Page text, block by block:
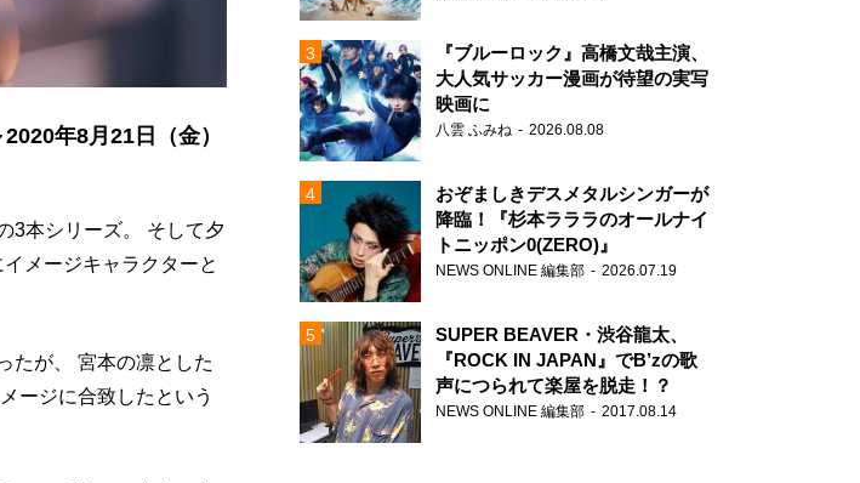
年8月21日（金）
3本シリーズ。 そして夕
メージキャラクターと
たが、 宮本の凛とした
ージに合致したという
『ブルーロック』高橋文哉主演、
大人気サッカー漫画が待望の実写
映画に
八雲 ふみね 2026.08.08
おぞましきデスメタルシンガーが
降臨！『杉本ラララのオールナイ
トニッポン0(ZERO)』
NEWS ONLINE 編集部 2026.07.19
SUPER BEAVER・渋谷龍太、
『ROCK IN JAPAN』でB’zの歌
声につられて楽屋を脱走！？
NEWS ONLINE 編集部 2017.08.14